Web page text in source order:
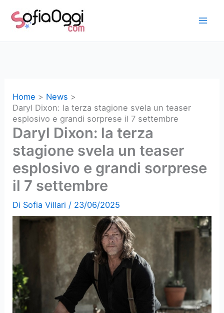
Home
News
Daryl Dixon: la terza stagione svela un teaser
esplosivo e grandi sorprese il 7 settembre
Daryl Dixon: la terza
stagione svela un teaser
esplosivo e grandi sorprese
il 7 settembre
Di Sofia Villari / 23/06/2025